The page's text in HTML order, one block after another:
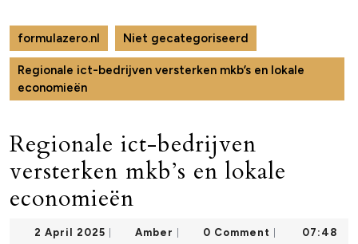
formulazero.nl Niet gecategoriseerd
Regionale ict-bedrijven versterken mkb’s en lokale
economieën
Regionale ict-bedrijven
versterken mkb’s en lokale
economieën
2 April 2025 2
Amber Amber0 Comment 07:48